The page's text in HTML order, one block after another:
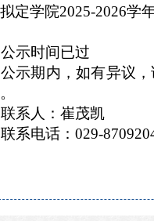
定学院2025-2026学
公示时间已过
公示期内，如有异议
联系人：崔茂凯
联系电话：029-